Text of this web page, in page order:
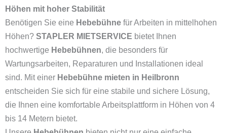
Höhen mit hoher Stabilität
Benötigen Sie eine Hebebühne für Arbeiten in mittelhohen
Höhen? STAPLER MIETSERVICE bietet Ihnen
hochwertige Hebebühnen, die besonders für
Wartungsarbeiten, Reparaturen und Installationen ideal
sind. Mit einer Hebebühne mieten in Heilbronn
entscheiden Sie sich für eine stabile und sichere Lösung,
die Ihnen eine komfortable Arbeitsplattform in Höhen von 4
bis 14 Metern bietet.